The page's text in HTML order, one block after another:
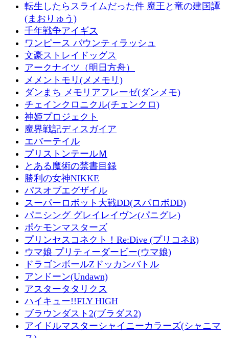
転生したらスライムだった件 魔王と竜の建国譚
(まおりゅう)
千年戦争アイギス
ワンピース バウンティラッシュ
文豪ストレイドッグス
アークナイツ（明日方舟）
メメントモリ(メメモリ)
ダンまち メモリアフレーゼ(ダンメモ)
チェインクロニクル(チェンクロ)
神姫プロジェクト
魔界戦記ディスガイア
エバーテイル
プリストンテールＭ
とある魔術の禁書目録
勝利の女神NIKKE
パスオブエグザイル
スーパーロボット大戦DD(スパロボDD)
パニシング グレイレイヴン(パニグレ)
ポケモンマスターズ
プリンセスコネクト！Re:Dive (プリコネR)
ウマ娘 プリティーダービー(ウマ娘)
ドラゴンボールZドッカンバトル
アンドーン(Undawn)
アスタータタリクス
ハイキュー!!FLY HIGH
ブラウンダスト2(ブラダス2)
アイドルマスターシャイニーカラーズ(シャニマ